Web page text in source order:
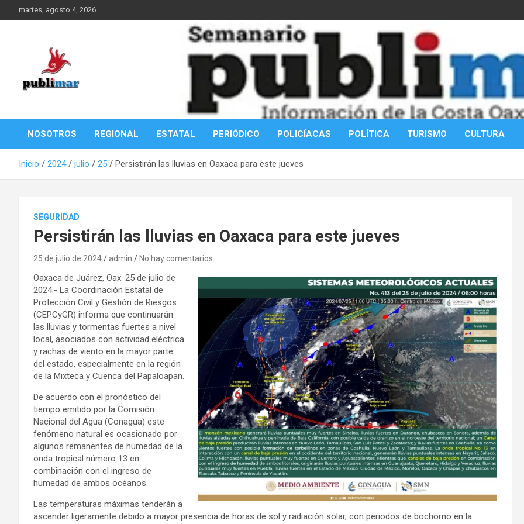
al
martes, agosto 4, 2026
PubliMar
NOSOTROS REGIONAL ESTATAL PERIÓDICO POLICÍACAS POLÍTICA TURISMO CULTURA
Inicio 2024 julio 25 Persistirán las lluvias en Oaxaca para este jueves
SEGURIDAD
Persistirán las lluvias en Oaxaca para este jueves
25 de julio de 2024 admin No hay comentarios
Oaxaca de Juárez, Oax. 25 de julio de
2024.- La Coordinación Estatal de
Protección Civil y Gestión de Riesgos
(CEPCyGR) informa que continuarán
las lluvias y tormentas fuertes a nivel
local, asociados con actividad eléctrica
y rachas de viento en la mayor parte
del estado, especialmente en la región
de la Mixteca y Cuenca del Papaloapan.
De acuerdo con el pronóstico del
tiempo emitido por la Comisión
Nacional del Agua (Conagua) este
fenómeno natural es ocasionado por
algunos remanentes de humedad de la
onda tropical número 13 en
combinación con el ingreso de
humedad de ambos océanos.
Las temperaturas máximas tenderán a
ascender ligeramente debido a mayor presencia de horas de sol y radiación solar, con periodos de bochorno en la